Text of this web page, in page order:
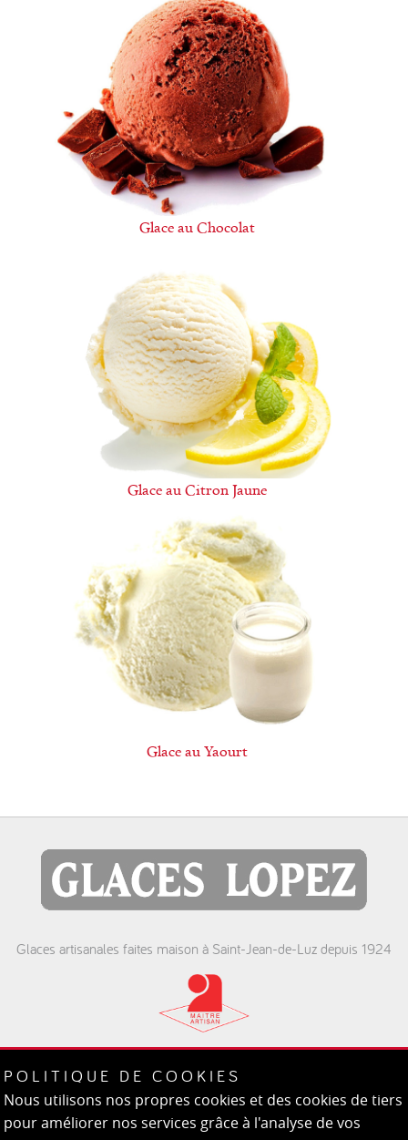
Glace au Chocolat
Glace au Citron Jaune
Glace au Yaourt
Glaces artisanales faites maison à Saint-Jean-de-Luz depuis 1924
Plage - Port - Pergola - Ste Barbe
POLITIQUE DE COOKIES
Nous utilisons nos propres cookies et des cookies de tiers
pour améliorer nos services grâce à l'analyse de vos